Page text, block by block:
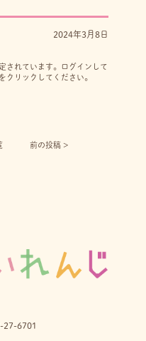
2024年3月8日
されています。ログインして
クリックしてください。
前の投稿 >
27-6701